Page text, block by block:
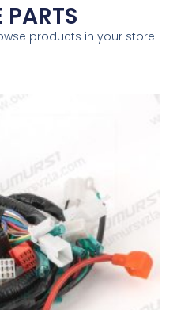
PARTS
products in your store.